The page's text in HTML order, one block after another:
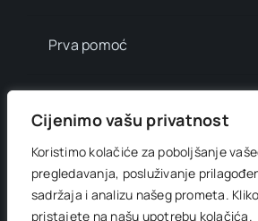
Cijenimo vašu privatnost
Koristimo kolačiće za poboljšanje
pregledavanja, posluživanje
sadržaja i analizu našeg prometa.
pristajete na našu upotrebu kolačića.
Prva pomoć
Info brojevi